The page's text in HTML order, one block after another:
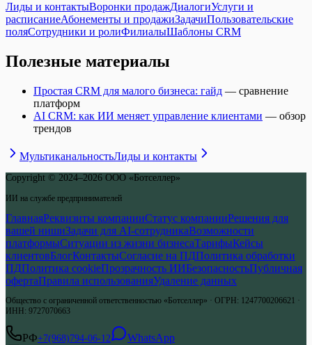
Лиды и контактыВоронки продажДиалогиУслуги и
расписаниеАбонементы и продажиЗадачиПользовательские
поляСотрудники и ролиФилиалыШаблоны CRM
Полезные материалы
Простая CRM для малого бизнеса: гайд — сравнение
платформ
AI CRM: как ИИ меняет управление клиентами — обзор
трендов
МультиканальностьЛиды и контакты
Copyright © 2024–2026 ООО «Ботселлер»
ИИ на службе предпринимателей
ГлавнаяРеквизиты компанииСтатус компанииРешения для
вашей нишиЗадачи для AI-сотрудникаВозможности
платформыСитуации из жизни бизнесаТарифыКейсы
клиентовБлогКонтактыСогласие на ПДПолитика обработки
ПДПолитика cookieПрозрачность ИИБезопасностьПубличная
офертаПравила использованияУдаление данных
Общество с ограниченной ответственностью «Ботселлер» · ОГРН : 1247700206621 ·
ИНН : 9727070663
РФ+7(968)794-06-12 WhatsApp